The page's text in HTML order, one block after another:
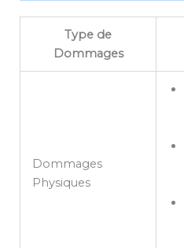
Type de
Dommages
Dommages
Physiques